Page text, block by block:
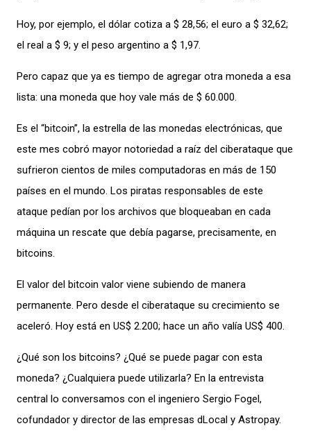
Hoy, por ejemplo, el dólar cotiza a $ 28,56; el euro a $ 32,62;
el real a $ 9; y el peso argentino a $ 1,97.
Pero capaz que ya es tiempo de agregar otra moneda a esa
lista: una moneda que hoy vale más de $ 60.000.
Es el “bitcoin”, la estrella de las monedas electrónicas, que
este mes cobró mayor notoriedad a raíz del ciberataque que
sufrieron cientos de miles computadoras en más de 150
países en el mundo. Los piratas responsables de este
ataque pedían por los archivos que bloqueaban en cada
máquina un rescate que debía pagarse, precisamente, en
bitcoins.
El valor del bitcoin valor viene subiendo de manera
permanente. Pero desde el ciberataque su crecimiento se
aceleró. Hoy está en US$ 2.200; hace un año valía US$ 400.
¿Qué son los bitcoins? ¿Qué se puede pagar con esta
moneda? ¿Cualquiera puede utilizarla? En la entrevista
central lo conversamos con el ingeniero Sergio Fogel,
cofundador y director de las empresas dLocal y Astropay.